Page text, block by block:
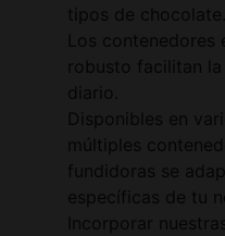
tipos de chocolate.
Los
robusto facilitan
diario.
Disponibles en
múltiples
fundidoras se
específicas de tu
Incorporar